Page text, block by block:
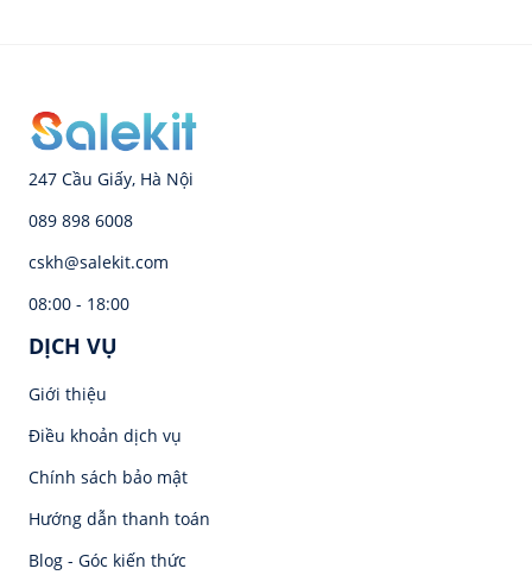
247 Cầu Giấy, Hà Nội
089 898 6008
cskh@salekit.com
08:00 - 18:00
DỊCH VỤ
Giới thiệu
Điều khoản dịch vụ
Chính sách bảo mật
Hướng dẫn thanh toán
Blog - Góc kiến thức